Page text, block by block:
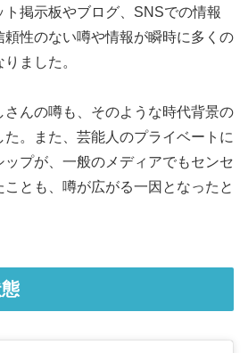
掲示板やブログ、SNSでの情報
性のない噂や情報が瞬時に多くの
ました。
んの噂も、そのような時代背景の
。また、芸能人のプライベートに
プが、一般のメディアでもセンセ
とも、噂が広がる一因となったと